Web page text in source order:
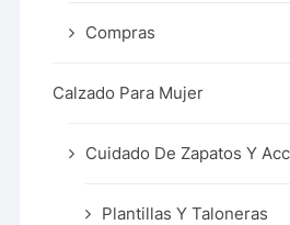
Compras
Calzado Para Mujer
Cuidado De Zapatos Y
Plantillas Y Taloneras